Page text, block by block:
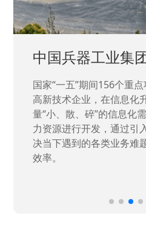
中国兵器工业
国家“一五”期间156个重
高新技术企业，在信息化
量“小、散、碎”的信息化
力资源进行开发，通过引
决当下遇到的各类业务难
效率。